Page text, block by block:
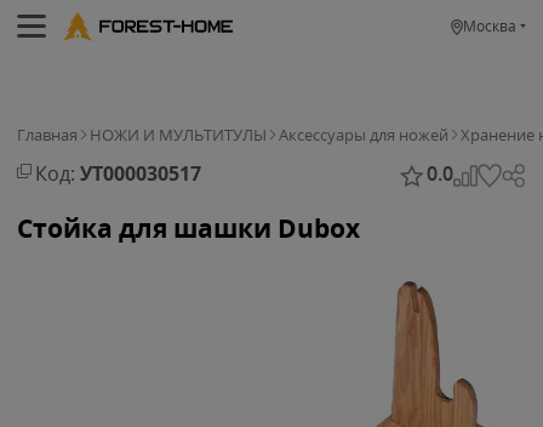
Москва
Главная НОЖИ И МУЛЬТИТУЛЫ Аксессуары для ножей Хранение
Код: УТ000030517 0.0
Cтойка для шашки Dubox